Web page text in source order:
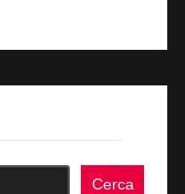
Cerca